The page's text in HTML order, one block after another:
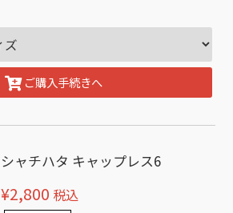
ご購入手続きへ
シャチハタ キャップレス6
¥2,800 税込